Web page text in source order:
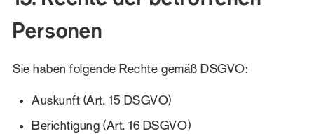
Personen
Sie haben folgende Rechte gemäß DSGVO:
Auskunft (Art. 15 DSGVO)
Berichtigung (Art. 16 DSGVO)